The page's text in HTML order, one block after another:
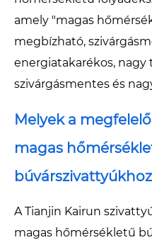
amely "magas
megbízható,
energiatakarékos,
szivárgásmentes és
Melyek a
magas
A Tianjin Kairun
magas hőmérsékletű